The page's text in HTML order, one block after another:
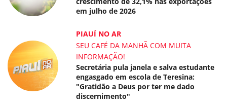
em julho de 2026
PIAUÍ NO AR
SEU CAFÉ DA MANHÃ COM MUITA
INFORMAÇÃO!
Secretária pula janela e salva estudante
engasgado em escola de Teresina:
"Gratidão a Deus por ter me dado
discernimento"